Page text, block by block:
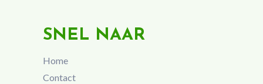
SNEL NAAR
Home
Contact